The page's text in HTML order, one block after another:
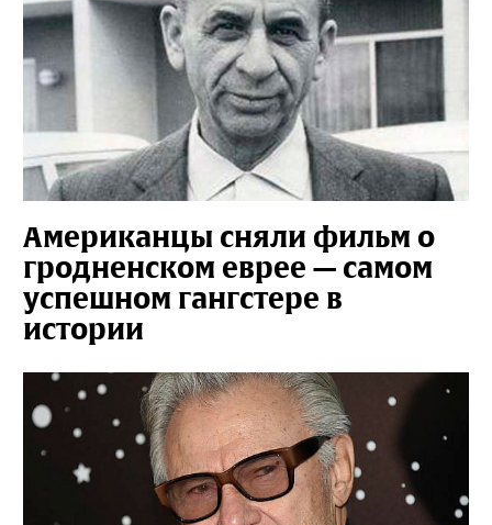
Американцы сняли фильм о
гродненском еврее — самом
успешном гангстере в
истории